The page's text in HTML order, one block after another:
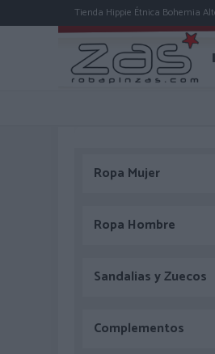
Tienda Hippie Étnica Bohemia
Ropa Mujer
Ropa Hombre
Sandalias y Zuecos
Complementos